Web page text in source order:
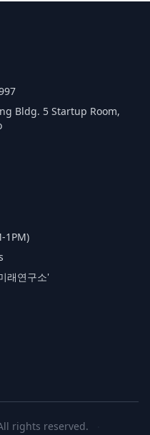
Bldg. 5 Startup Room,
1PM)
래연구소'
rights reserved.